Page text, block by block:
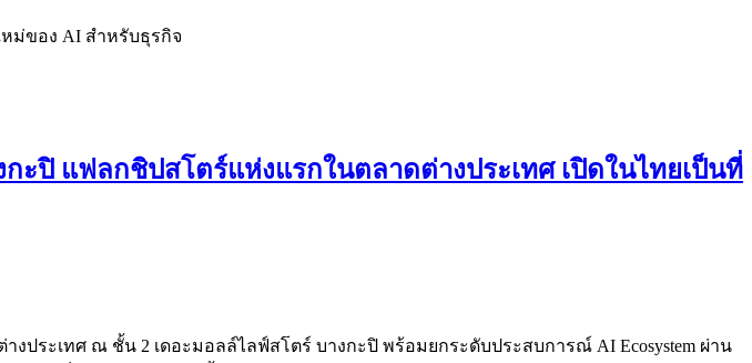
ม่ของ AI สำหรับธุรกิจ
ะปิ แฟลกชิปสโตร์แห่งแรกในตลาดต่างประเทศ เปิดในไทยเป็นที่
งประเทศ ณ ชั้น 2 เดอะมอลล์ไลฟ์สโตร์ บางกะปิ พร้อมยกระดับประสบการณ์ AI Ecosystem ผ่าน